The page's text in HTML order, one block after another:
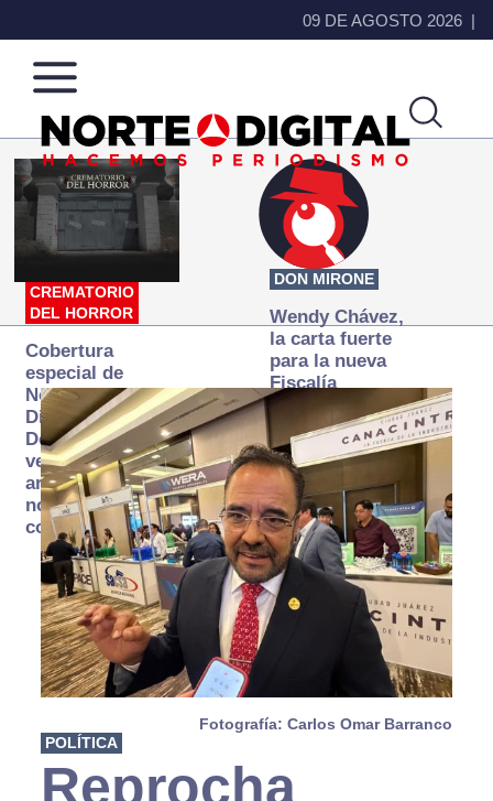
09 DE AGOSTO 2026
Norte
de
Ciudad
Más
que
noticias,
hacemos periodismo
CREMATORIO
DEL HORROR
Cobertura
especial de
Norte
Digital:
Donde la
verdad
arde… pero
no se
consume
DON MIRONE
Wendy Chávez,
la carta fuerte
para la nueva
Fiscalía
autónoma
Fotografía: Carlos Omar Barranco
POLÍTICA
Reprocha